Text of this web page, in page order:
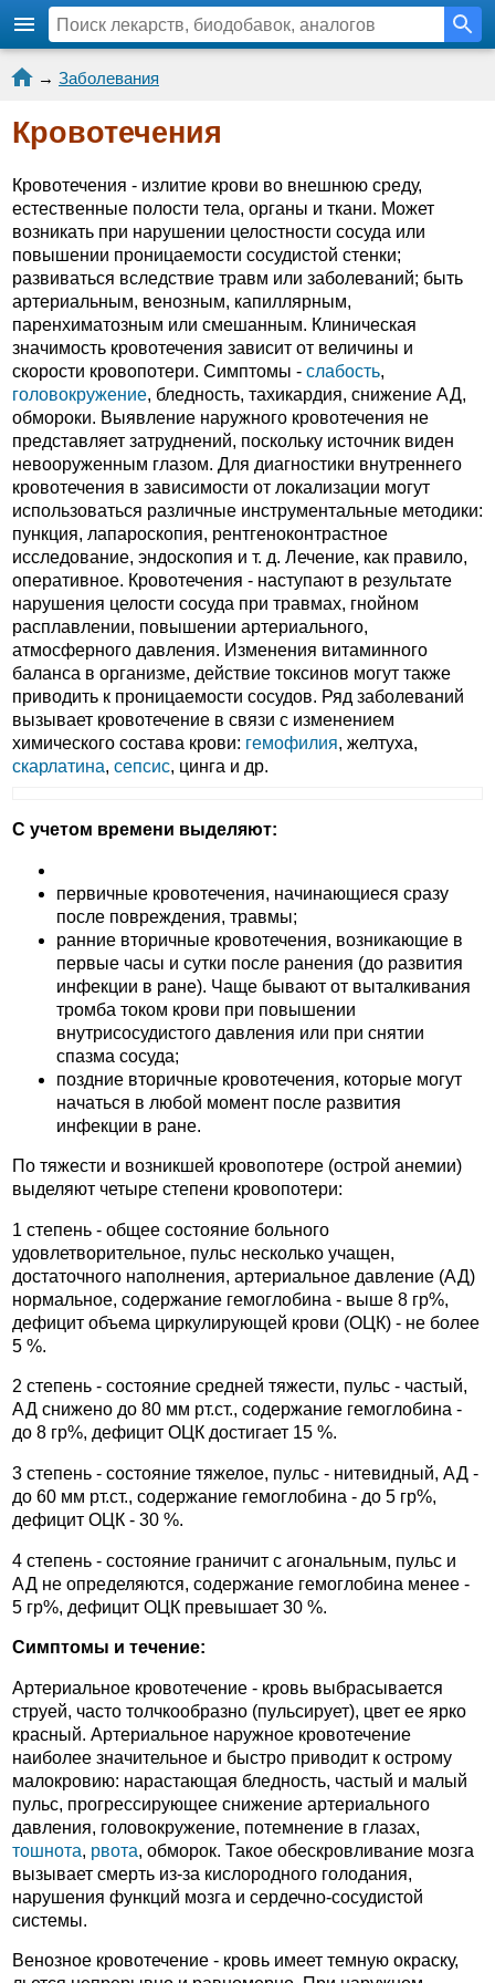
→ Заболевания
Кровотечения
Кровотечения - излитие крови во внешнюю среду,
естественные полости тела, органы и ткани. Может
возникать при нарушении целостности сосуда или
повышении проницаемости сосудистой стенки;
развиваться вследствие травм или заболеваний; быть
артериальным, венозным, капиллярным,
паренхиматозным или смешанным. Клиническая
значимость кровотечения зависит от величины и
скорости кровопотери. Симптомы - слабость,
головокружение, бледность, тахикардия, снижение АД,
обмороки. Выявление наружного кровотечения не
представляет затруднений, поскольку источник виден
невооруженным глазом. Для диагностики внутреннего
кровотечения в зависимости от локализации могут
использоваться различные инструментальные методики:
пункция, лапароскопия, рентгеноконтрастное
исследование, эндоскопия и т. д. Лечение, как правило,
оперативное. Кровотечения - наступают в результате
нарушения целости сосуда при травмах, гнойном
расплавлении, повышении артериального,
атмосферного давления. Изменения витаминного
баланса в организме, действие токсинов могут также
приводить к проницаемости сосудов. Ряд заболеваний
вызывает кровотечение в связи с изменением
химического состава крови: гемофилия, желтуха,
скарлатина, сепсис, цинга и др.
С учетом времени выделяют:
первичные кровотечения, начинающиеся сразу
после повреждения, травмы;
ранние вторичные кровотечения, возникающие в
первые часы и сутки после ранения (до развития
инфекции в ране). Чаще бывают от выталкивания
тромба током крови при повышении
внутрисосудистого давления или при снятии
спазма сосуда;
поздние вторичные кровотечения, которые могут
начаться в любой момент после развития
инфекции в ране.
По тяжести и возникшей кровопотере (острой анемии)
выделяют четыре степени кровопотери:
1 степень - общее состояние больного
удовлетворительное, пульс несколько учащен,
достаточного наполнения, артериальное давление (АД)
нормальное, содержание гемоглобина - выше 8 гр%,
дефицит объема циркулирующей крови (ОЦК) - не более
5 %.
2 степень - состояние средней тяжести, пульс - частый,
АД снижено до 80 мм рт.ст., содержание гемоглобина -
до 8 гр%, дефицит ОЦК достигает 15 %.
3 степень - состояние тяжелое, пульс - нитевидный, АД -
до 60 мм рт.ст., содержание гемоглобина - до 5 гр%,
дефицит ОЦК - 30 %.
4 степень - состояние граничит с агональным, пульс и
АД не определяются, содержание гемоглобина менее -
5 гр%, дефицит ОЦК превышает 30 %.
Симптомы и течение:
Артериальное кровотечение - кровь выбрасывается
струей, часто толчкообразно (пульсирует), цвет ее ярко
красный. Артериальное наружное кровотечение
наиболее значительное и быстро приводит к острому
малокровию: нарастающая бледность, частый и малый
пульс, прогрессирующее снижение артериального
давления, головокружение, потемнение в глазах,
тошнота, рвота, обморок. Такое обескровливание мозга
вызывает смерть из-за кислородного голодания,
нарушения функций мозга и сердечно-сосудистой
системы.
Венозное кровотечение - кровь имеет темную окраску,